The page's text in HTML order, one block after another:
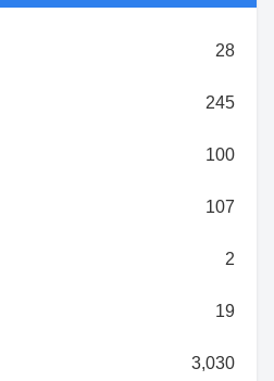
28
245
100
107
2
19
3,030